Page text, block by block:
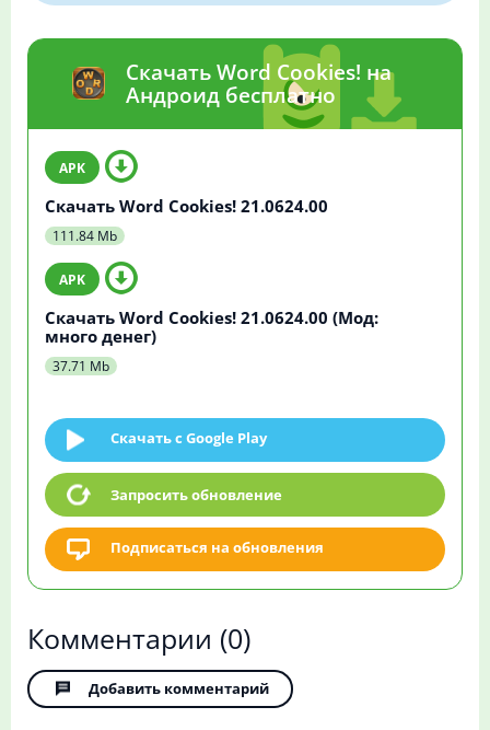
Скачать Word Cookies! на
Андроид бесплатно
Скачать Word Cookies! 21.0624.00
111.84 Mb
Скачать Word Cookies! 21.0624.00 (Мод:
много денег)
37.71 Mb
Скачать c Google Play
Запросить обновление
Подписаться на обновления
Комментарии (0)
Добавить комментарий